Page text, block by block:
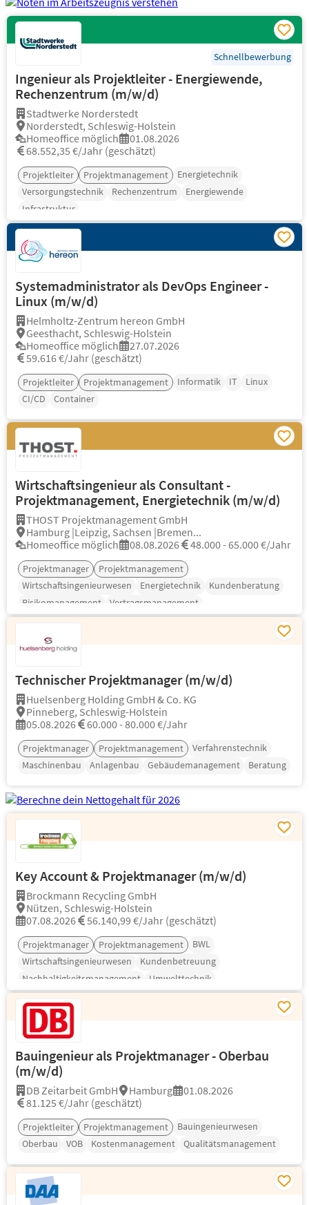
Schnellbewerbung
Ingenieur als Projektleiter - Energiewende,
Rechenzentrum (m/w/d)
Stadtwerke Norderstedt
Norderstedt, Schleswig-Holstein
Homeoffice möglich
01.08.2026
68.552,35 €/Jahr (geschätzt)
Projektleiter Projektmanagement
Energietechnik
Versorgungstechnik
Rechenzentrum
Energiewende
Infrastruktur
Systemadministrator als DevOps Engineer -
Linux (m/w/d)
Helmholtz-Zentrum hereon GmbH
Geesthacht, Schleswig-Holstein
Homeoffice möglich
27.07.2026
59.616 €/Jahr (geschätzt)
Projektleiter Projektmanagement Informatik IT
Linux
CI/CD
Container
Wirtschaftsingenieur als Consultant -
Projektmanagement, Energietechnik (m/w/d)
THOST Projektmanagement GmbH
Hamburg |Leipzig, Sachsen |Bremen...
Homeoffice möglich
08.08.2026 48.000 - 65.000 €/Jahr
Projektmanager
Projektmanagement
Wirtschaftsingenieurwesen
Energietechnik
Kundenberatung
Risikomanagement
Vertragsmanagement
Technischer Projektmanager (m/w/d)
Huelsenberg Holding GmbH & Co. KG
Pinneberg, Schleswig-Holstein
05.08.2026
60.000 - 80.000 €/Jahr
Projektmanager Projektmanagement
Verfahrenstechnik
Maschinenbau
Anlagenbau Gebäudemanagement Beratung
Key Account & Projektmanager (m/w/d)
Brockmann Recycling GmbH
Nützen, Schleswig-Holstein
07.08.2026
56.140,99 €/Jahr (geschätzt)
Projektmanager Projektmanagement
BWL
Wirtschaftsingenieurwesen
Kundenbetreuung
Nachhaltigkeitsmanagement
Umwelttechnik
Bauingenieur als Projektmanager - Oberbau
(m/w/d)
DB Zeitarbeit GmbH Hamburg
01.08.2026
81.125 €/Jahr (geschätzt)
Projektleiter Projektmanagement
Bauingenieurwesen
Oberbau
VOB Kostenmanagement Qualitätsmanagement